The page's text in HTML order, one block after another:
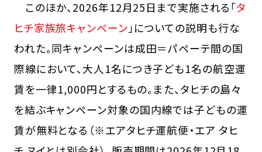
このほか、2026年12月25日まで実施される「タ
ヒチ家族旅キャンペーン 」についての説明も行な
われた。同キャンペーンは成田＝パペーテ間の国
際線において、大人1名につき子ども1名の航空運
賃を一律1,000円とするもの。また、タヒチの島々
を結ぶキャンペーン対象の国内線では子どもの運
賃が無料となる（※エアタヒチ運航便・エア タヒ